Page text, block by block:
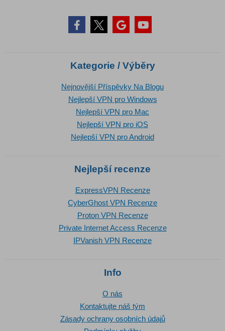
Kategorie / Výběry
Nejnovější Příspěvky Na Blogu
Nejlepší VPN pro Windows
Nejlepší VPN pro Mac
Nejlepší VPN pro iOS
Nejlepší VPN pro Android
Nejlepší recenze
ExpressVPN Recenze
CyberGhost VPN Recenze
Proton VPN Recenze
Private Internet Access Recenze
IPVanish VPN Recenze
Info
O nás
Kontaktujte náš tým
Zásady ochrany osobních údajů